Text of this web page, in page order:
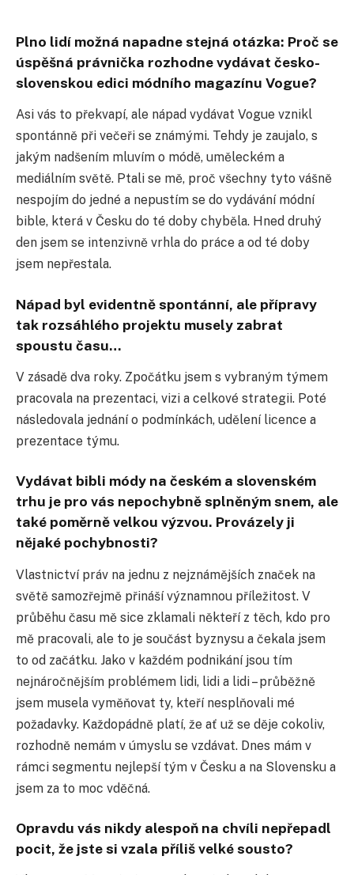
Plno lidí možná napadne stejná otázka: Proč se
úspěšná právnička rozhodne vydávat česko-
slovenskou edici módního magazínu Vogue?
Asi vás to překvapí, ale nápad vydávat Vogue vznikl
spontánně při večeři se známými. Tehdy je zaujalo, s
jakým nadšením mluvím o módě, uměleckém a
mediálním světě. Ptali se mě, proč všechny tyto vášně
nespojím do jedné a nepustím se do vydávání módní
bible, která v Česku do té doby chyběla. Hned druhý
den jsem se intenzivně vrhla do práce a od té doby
jsem nepřestala.
Nápad byl evidentně spontánní, ale přípravy
tak rozsáhlého projektu musely zabrat
spoustu času…
V zásadě dva roky. Zpočátku jsem s vybraným týmem
pracovala na prezentaci, vizi a celkové strategii. Poté
následovala jednání o podmínkách, udělení licence a
prezentace týmu.
Vydávat bibli módy na českém a slovenském
trhu je pro vás nepochybně splněným snem, ale
také poměrně velkou výzvou. Provázely ji
nějaké pochybnosti?
Vlastnictví práv na jednu z nejznámějších značek na
světě samozřejmě přináší významnou příležitost. V
průběhu času mě sice zklamali někteří z těch, kdo pro
mě pracovali, ale to je součást byznysu a čekala jsem
to od začátku. Jako v každém podnikání jsou tím
nejnáročnějším problémem lidi, lidi a lidi – průběžně
jsem musela vyměňovat ty, kteří nesplňovali mé
požadavky. Každopádně platí, že ať už se děje cokoliv,
rozhodně nemám v úmyslu se vzdávat. Dnes mám v
rámci segmentu nejlepší tým v Česku a na Slovensku a
jsem za to moc vděčná.
Opravdu vás nikdy alespoň na chvíli nepřepadl
pocit, že jste si vzala příliš velké sousto?